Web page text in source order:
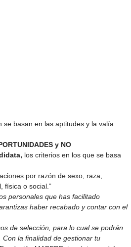
se basan en las aptitudes y la valía
y NO
los criterios en los que se basa
por razón de sexo, raza,
física o social.”
personales que has facilitado
haber recabado y contar con el
de selección, para lo cual se podrán
la finalidad de gestionar tu